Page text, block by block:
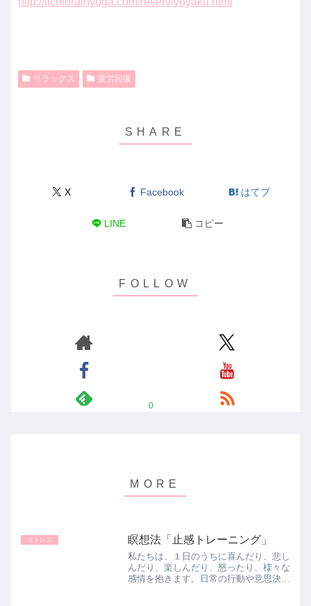
リラックス 疲労回復
X Facebook はてブ
LINE コピー
0
ストレス 瞑想法「止感トレーニング」
私たちは、１日のうちに喜んだり、悲し
んだり、楽しんだり、怒ったり、様々な
感情を抱きます。日常の行動や意思決定